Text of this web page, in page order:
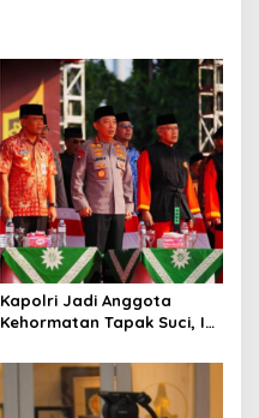
Kapolri Jadi Anggota
Kehormatan Tapak Suci, Ini